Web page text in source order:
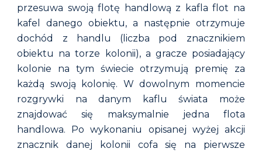
przesuwa swoją flotę handlową z kafla flot na
kafel danego obiektu, a następnie otrzymuje
dochód z handlu (liczba pod znacznikiem
obiektu na torze kolonii), a gracze posiadający
kolonie na tym świecieotrzymują premię za
każdą swoją kolonię. W dowolnym momencie
rozgrywki na danym kaflu świata może
znajdować się maksymalnie jedna flota
handlowa. Po wykonaniu opisanej wyżej akcji
znacznik danej kolonii cofa się na pierwsze